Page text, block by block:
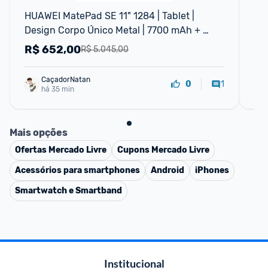
HUAWEI MatePad SE 11" 1284 | Tablet |
Design Corpo Único Metal | 7700 mAh +
Superbateria de 22,5 W
R$ 5.045,00
R$652,00
CaçadorNatan
há 35 min
0 1
Mais opções
Ofertas Mercado Livre Cupons Mercado Livre
Acessórios para smartphones
Android
iPhones
Smartwatch e Smartband
Institucional